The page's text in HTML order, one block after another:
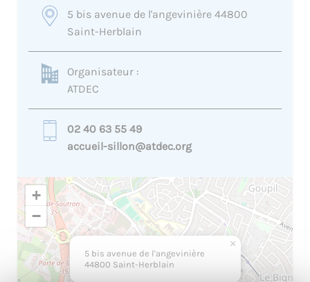
5 bis avenue de l'angevinière 44800
Saint-Herblain
Organisateur :
ATDEC
02 40 63 55 49
accueil-sillon@atdec.org
5 bis avenue de l'angevinière
44800 Saint-Herblain
×
+
−